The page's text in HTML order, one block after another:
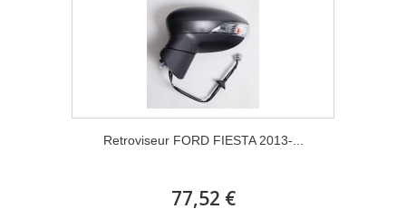
Retroviseur FORD FIESTA 2013-...
77,52 €